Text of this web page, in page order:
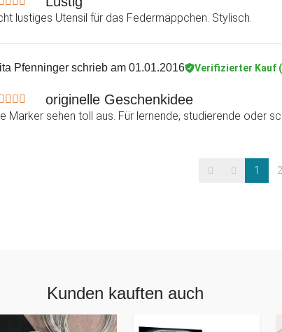
lustiges Utensil für das Federmäppchen. Stylisch.
Pfenninger schrieb am 01.01.2016 Verifizierter Kauf
originelle Geschenkidee
Marker sehen toll aus. Für lernende, studierende oder
1 2
Kunden kauften auch